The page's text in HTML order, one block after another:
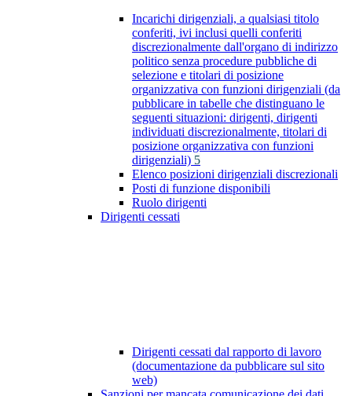
Incarichi dirigenziali, a qualsiasi titolo
conferiti, ivi inclusi quelli conferiti
discrezionalmente dall'organo di indirizzo
politico senza procedure pubbliche di
selezione e titolari di posizione
organizzativa con funzioni dirigenziali (da
pubblicare in tabelle che distinguano le
seguenti situazioni: dirigenti, dirigenti
individuati discrezionalmente, titolari di
posizione organizzativa con funzioni
dirigenziali) 5
Elenco posizioni dirigenziali discrezionali
Posti di funzione disponibili
Ruolo dirigenti
Dirigenti cessati
Dirigenti cessati dal rapporto di lavoro
(documentazione da pubblicare sul sito
web)